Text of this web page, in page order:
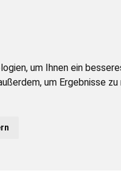
um Ihnen ein
um Ergebnisse